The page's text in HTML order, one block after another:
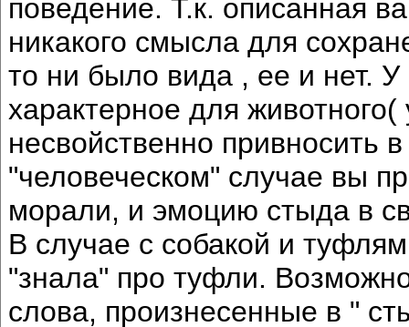
поведение. Т.к. описанная
никакого смысла для
то ни было вида , ее и нет. У
характерное для
несвойственно
"человеческом" случае вы
морали, и эмоцию стыда в
В случае с собакой и
"знала" про туфли.
слова, произнесенные в "